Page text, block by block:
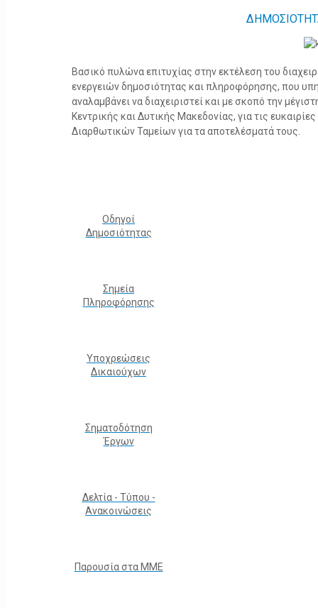
Βασικό πυλώνα επιτυχίας στην εκτέλεση του
ενεργειών δημοσιότητας και πληροφόρησης, που
αναλαμβάνει να διαχειριστεί και με σκοπό την
Κεντρικής και Δυτικής Μακεδονίας, για τις
Διαρθωτικών Ταμείων για τα αποτελέσματά τους.
Οδηγοί
Δημοσιότητας
Σημεία
Πληροφόρησης
Υποχρεώσεις
Δικαιούχων
Σηματοδότηση
Έργων
Δελτία - Τύπου -
Ανακοινώσεις
Παρουσία στα ΜΜΕ